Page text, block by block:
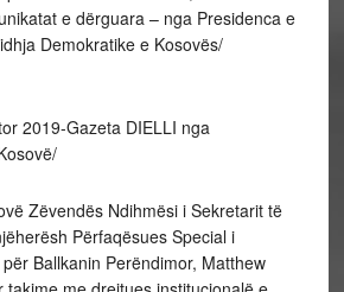
e dërguara – nga Presidenca e
Demokratike e Kosovës/
2019-Gazeta DIELLI nga
Zëvendës Ndihmësi i Sekretarit të
Përfaqësues Special i
Ballkanin Perëndimor, Matthew